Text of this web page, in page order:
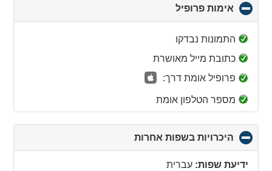
אימות פרופיל
to
התמונות נבדקו
כתובת מייל מאושרת
פרופיל אומת דרך:
מספר הטלפון אומת
היכרויות בשפות אחרות
to
ידיעת שפות: עברית